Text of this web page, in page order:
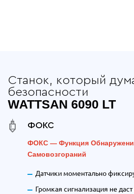
Станок, который
безопасности
WATTSAN 6090 LT
ФОКС
ФОКС — Функция
Самовозгораний
Датчики моментально
Громкая сигнализация не